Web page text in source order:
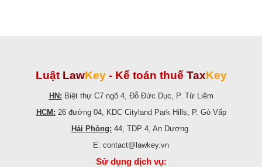
Luật LawKey - Kế toán thuế TaxKey
HN: Biệt thự C7 ngõ 4, Đỗ Đức Dục, P. Từ Liêm
HCM: 26 đường 04, KDC Cityland Park Hills, P. Gò Vấp
Hải Phòng: 44, TDP 4, An Dương
E: contact@lawkey.vn
Sử dụng dịch vụ: